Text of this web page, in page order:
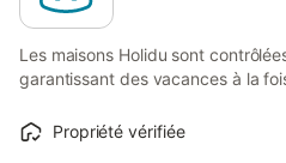
Les maisons Holidu sont
garantissant des vacances à la
Propriété vérifiée